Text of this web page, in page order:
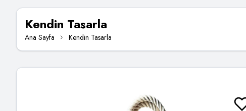
Kendin Tasarla
Ana Sayfa Kendin Tasarla